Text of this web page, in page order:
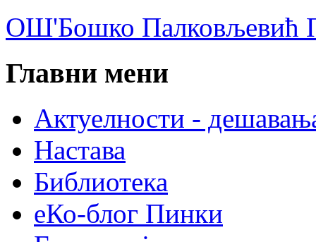
ОШ'Бошко Палковљевић
Главни мени
Актуелности -
Настава
Библиотека
еКо-блог Пинки